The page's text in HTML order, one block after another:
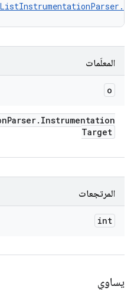
المعلَمات
o
Parser. Instrumentation
Target
المرتجعات
int
يساوي